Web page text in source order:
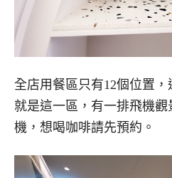
全店用餐區只有12個位置
就是這一區，有一排飛機
機，想喝咖啡請先預約。